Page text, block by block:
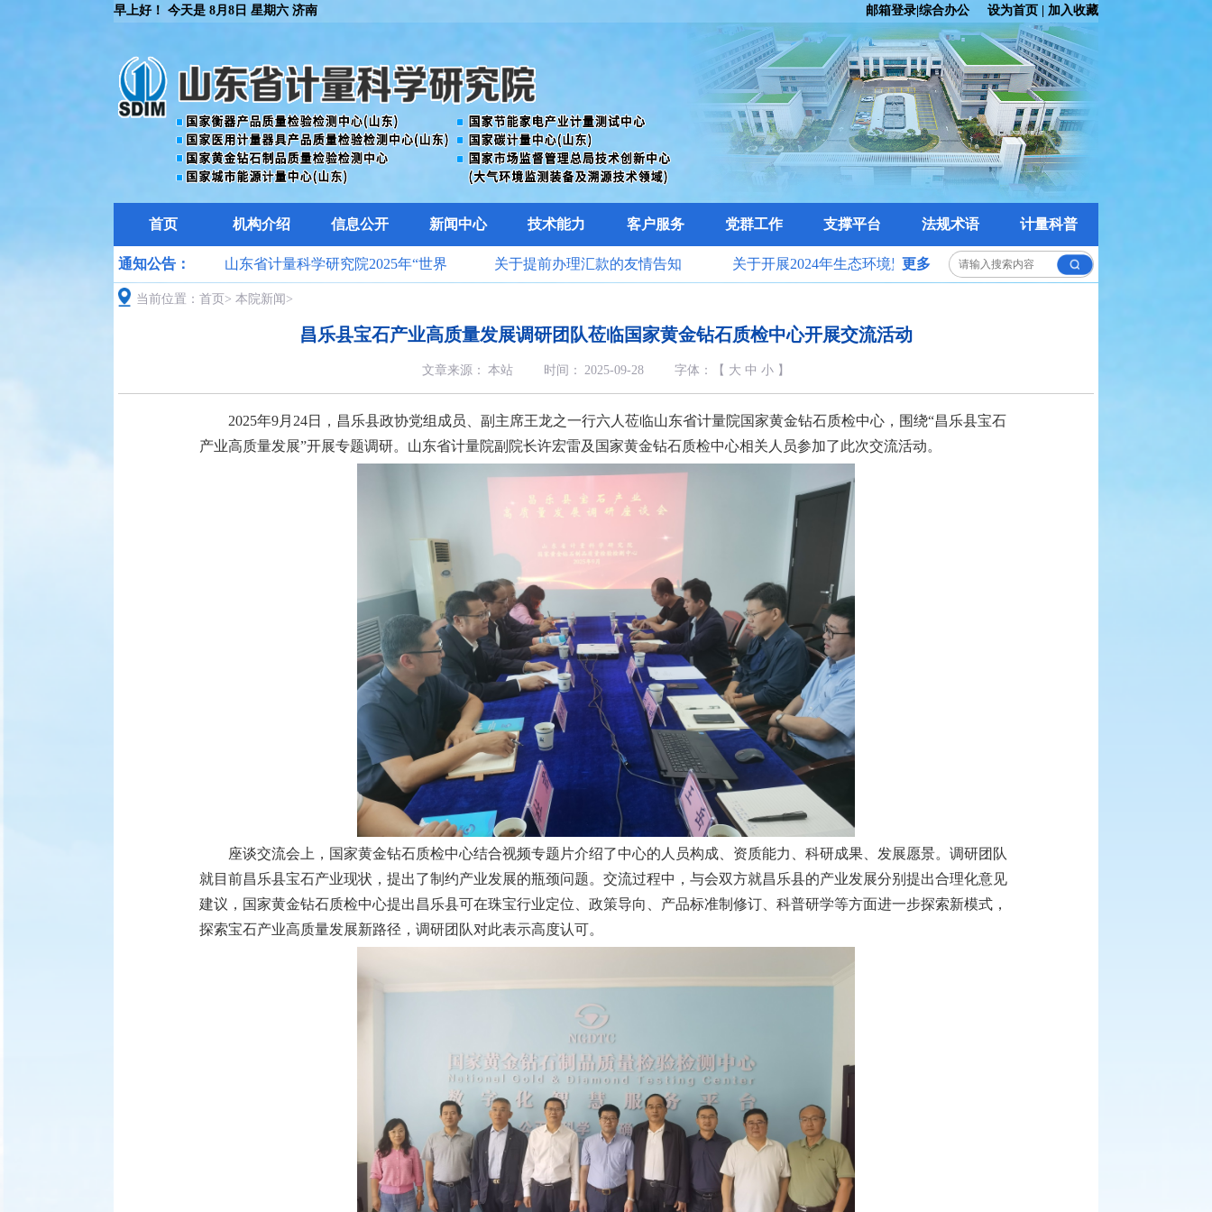
早上好！ 今天是 8月8日 星期六 济南 设为首页 加入收藏
邮箱登录 综合办公
首页 机构介绍 信息公开 新闻中心 技术能力 客户服务 党群工作 支撑平台 法规术语 计量科普
通知公告： 更多
计量科学研究院关于开展
生态环境监测领域检验检测
山东省计量科学研究院2025年“世界
计量日”计量惠民系列活动公告
关于提前办理汇款的友情告知 关于开展2024年生态环境监测领域
的通知
当前位置： 首页 > 本院新闻 >
昌乐县宝石产业高质量发展调研团队莅临国家黄金钻石质检中心开展交流活动
文章来源： 本站 时间： 2025-09-28 字体：【 大 中 小 】
2025年9月24日，昌乐县政协党组成员、副主席王龙之一行六人莅临山东省计量院国家黄金钻石质检中心，围绕“昌乐县宝石
产业高质量发展”开展专题调研。山东省计量院副院长许宏雷及国家黄金钻石质检中心相关人员参加了此次交流活动。
座谈交流会上，国家黄金钻石质检中心结合视频专题片介绍了中心的人员构成、资质能力、科研成果、发展愿景。调研团队
就目前昌乐县宝石产业现状，提出了制约产业发展的瓶颈问题。交流过程中，与会双方就昌乐县的产业发展分别提出合理化意见
建议，国家黄金钻石质检中心提出昌乐县可在珠宝行业定位、政策导向、产品标准制修订、科普研学等方面进一步探索新模式，
探索宝石产业高质量发展新路径，调研团队对此表示高度认可。